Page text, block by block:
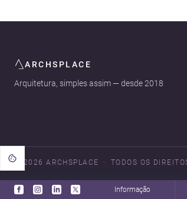
ARCHSPLACE
Arquitetura, simples assim — desde 2018
© 2026 ARCHSPLACE TODOS OS
Informação